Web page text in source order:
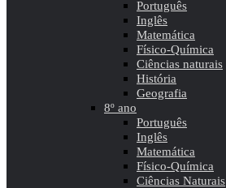
Português
Inglês
Matemática
Físico-Química
Ciências naturais
História
Geografia
8º ano
Português
Inglês
Matemática
Físico-Química
Ciências Naturais